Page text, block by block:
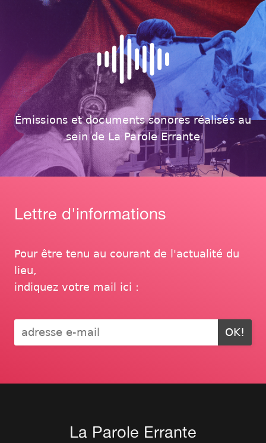
Émissions et documents sonores réalisés au
sein de La Parole Errante
Lettre d'informations
Pour être tenu au courant de l'actualité du
lieu,
indiquez votre mail ici :
OK!
La Parole Errante